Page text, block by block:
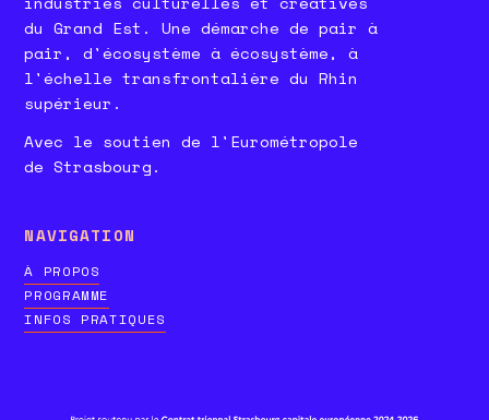
du Grand Est. Une démarche de pair à
pair, d'écosystème à écosystème, à
l'échelle transfrontalière du Rhin
supérieur.
Avec le soutien de l'Eurométropole
de Strasbourg.
NAVIGATION
À PROPOS
PROGRAMME
INFOS PRATIQUES